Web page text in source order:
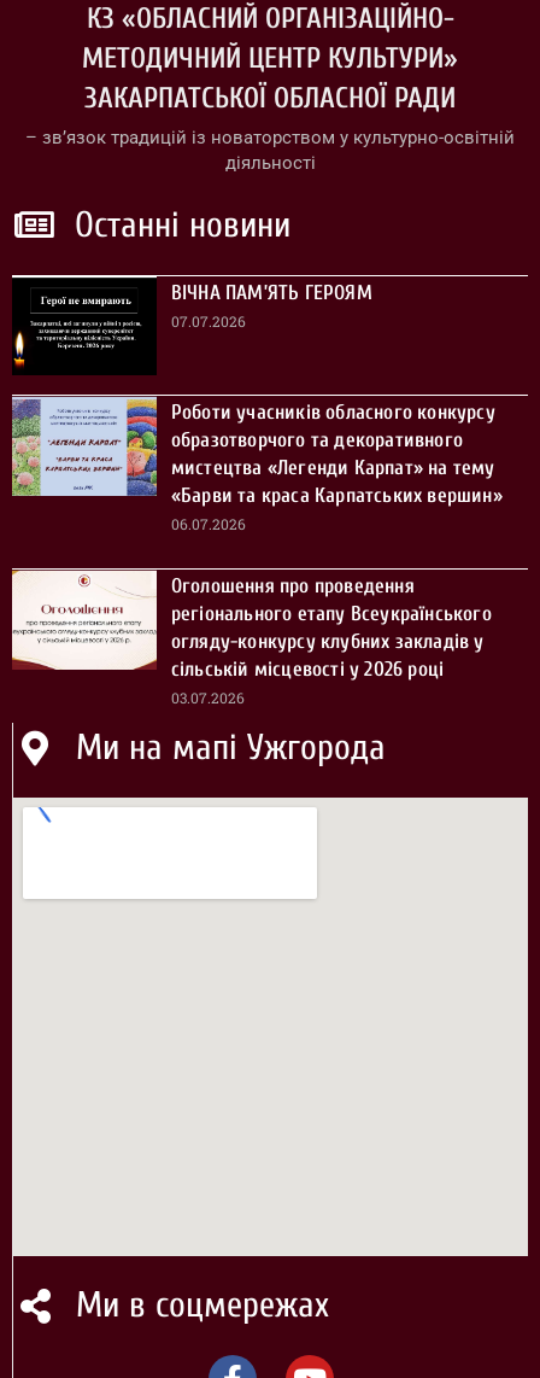
КЗ «ОБЛАСНИЙ ОРГАНІЗАЦІЙНО-
МЕТОДИЧНИЙ ЦЕНТР КУЛЬТУРИ»
ЗАКАРПАТСЬКОЇ ОБЛАСНОЇ РАДИ
– зв’язок традицій із новаторством у культурно-освітній
діяльності
Останні новини
ВІЧНА ПАМ’ЯТЬ ГЕРОЯМ
07.07.2026
Роботи учасників обласного конкурсу
образотворчого та декоративного
мистецтва «Легенди Карпат» на тему
«Барви та краса Карпатських вершин»
06.07.2026
Оголошення про проведення
регіонального етапу Всеукраїнського
огляду-конкурсу клубних закладів у
сільській місцевості у 2026 році
03.07.2026
Ми на мапі Ужгорода
Ми в соцмережах